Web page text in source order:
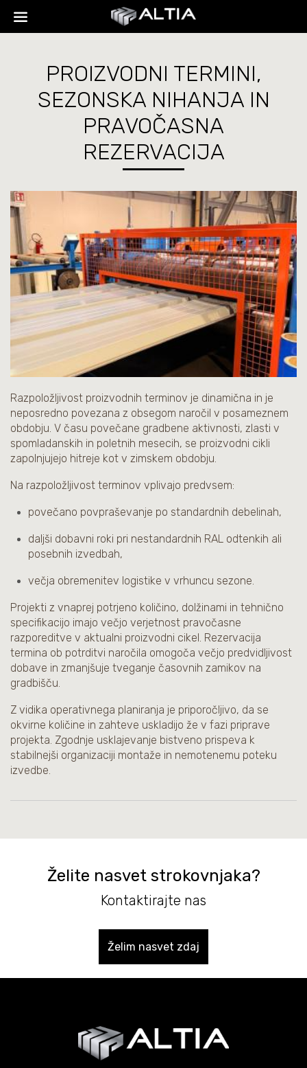
PROIZVODNI TERMINI,
SEZONSKA NIHANJA IN
PRAVOČASNA
REZERVACIJA
Razpoložljivost proizvodnih terminov je dinamična in je
neposredno povezana z obsegom naročil v posameznem
obdobju. V času povečane gradbene aktivnosti, zlasti v
spomladanskih in poletnih mesecih, se proizvodni cikli
zapolnjujejo hitreje kot v zimskem obdobju.
Na razpoložljivost terminov vplivajo predvsem:
povečano povpraševanje po standardnih debelinah,
daljši dobavni roki pri nestandardnih RAL odtenkih ali
posebnih izvedbah,
večja obremenitev logistike v vrhuncu sezone.
Projekti z vnaprej potrjeno količino, dolžinami in tehnično
specifikacijo imajo večjo verjetnost pravočasne
razporeditve v aktualni proizvodni cikel. Rezervacija
termina ob potrditvi naročila omogoča večjo predvidljivost
dobave in zmanjšuje tveganje časovnih zamikov na
gradbišču.
Z vidika operativnega planiranja je priporočljivo, da se
okvirne količine in zahteve uskladijo že v fazi priprave
projekta. Zgodnje usklajevanje bistveno prispeva k
stabilnejši organizaciji montaže in nemotenemu poteku
izvedbe.
Želite nasvet strokovnjaka?
Kontaktirajte nas
Želim nasvet zdaj